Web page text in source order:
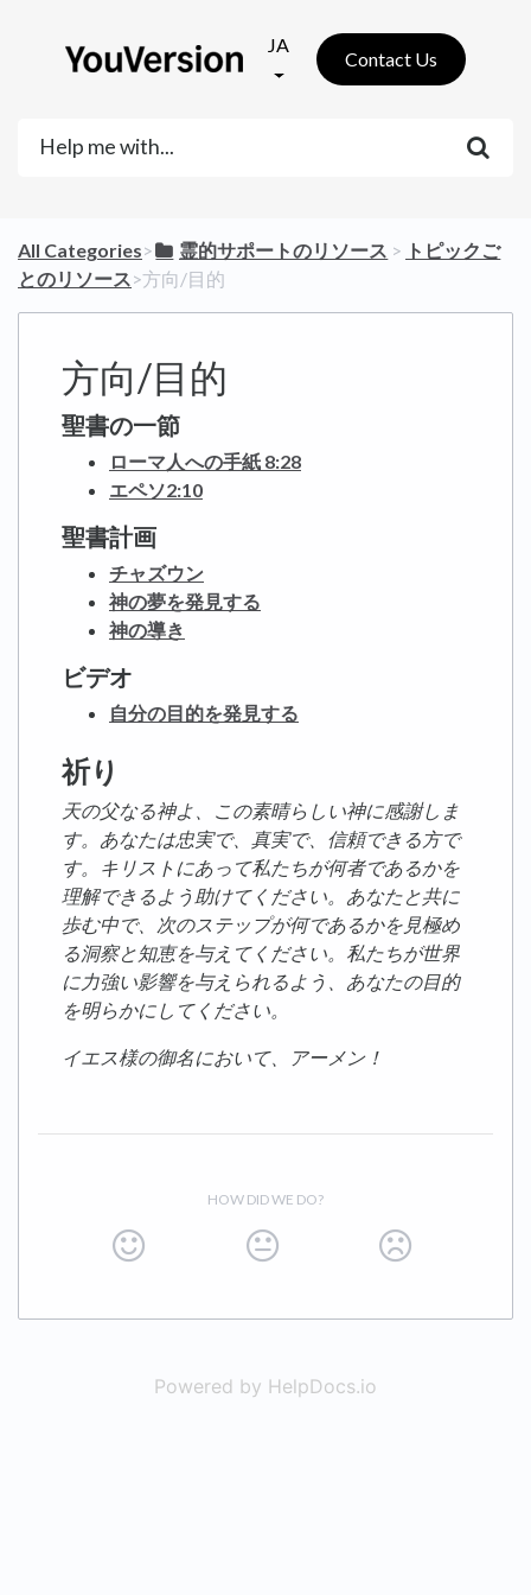
JA
Contact Us
All Categories​>​ ​霊的サポートのリソース ​ > ​ ​トピックご
とのリソース​>​ 方向/目的
方向/目的
聖書の一節
ローマ人への手紙 8:28
エペソ2:10
聖書計画
チャズウン
神の夢を発見する
神の導き
ビデオ
自分の目的を発見する
祈り
天の父なる神よ、この素晴らしい神に感謝しま
す。あなたは忠実で、真実で、信頼できる方で
す。キリストにあって私たちが何者であるかを
理解できるよう助けてください。あなたと共に
歩む中で、次のステップが何であるかを見極め
る洞察と知恵を与えてください。私たちが世界
に力強い影響を与えられるよう、あなたの目的
を明らかにしてください。
イエス様の御名において、アーメン！
HOW DID WE DO?
Powered by HelpDocs.io